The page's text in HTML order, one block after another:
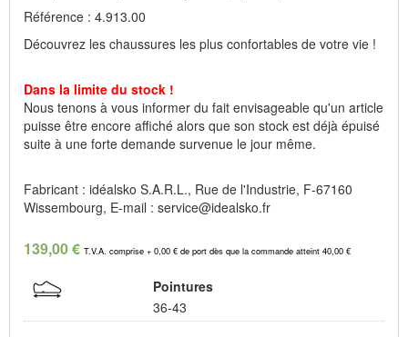
Référence : 4.913.00
Découvrez les chaussures les plus confortables de votre vie !
Dans la limite du stock !
Nous tenons à vous informer du fait envisageable qu'un article
puisse être encore affiché alors que son stock est déjà épuisé
suite à une forte demande survenue le jour même.
Fabricant : idéalsko S.A.R.L., Rue de l'Industrie, F-67160
Wissembourg, E-mail : service@idealsko.fr
139,00 € T.V.A. comprise + 0,00 € de port dès que la commande atteint 40,00 €
Pointures
36-43